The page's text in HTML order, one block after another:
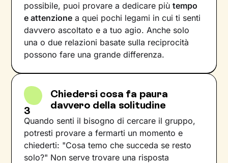
possibile, puoi provare a dedicare piùtempo
e attenzione a quei pochi legami in cui ti senti
davvero ascoltato e a tuo agio. Anche solo
una o due relazioni basate sulla reciprocità
possono fare una grande differenza.
3
Chiedersi cosa fa paura
davvero della solitudine
Quando senti il bisogno di cercare il gruppo,
potresti provare a fermarti un momento e
chiederti: "Cosa temo che succeda se resto
solo?" Non serve trovare una risposta